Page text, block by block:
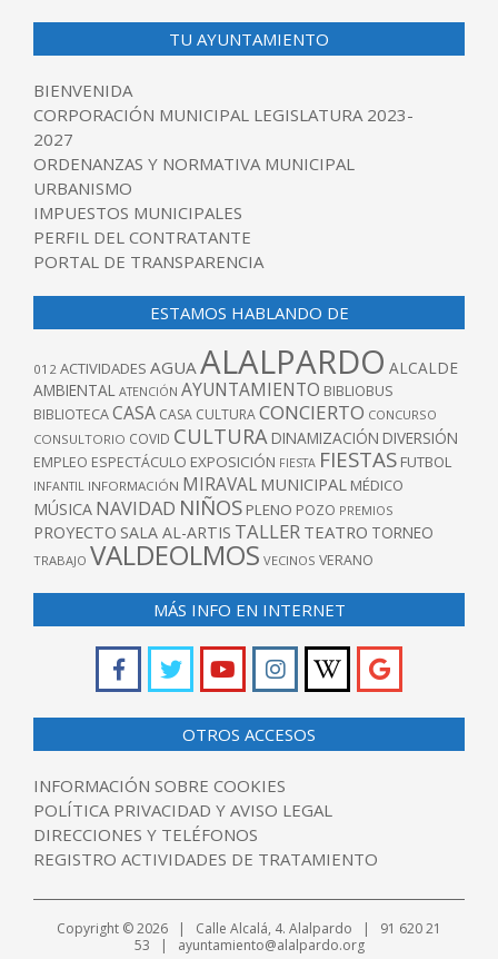
TU AYUNTAMIENTO
BIENVENIDA
CORPORACIÓN MUNICIPAL LEGISLATURA 2023-
2027
ORDENANZAS Y NORMATIVA MUNICIPAL
URBANISMO
IMPUESTOS MUNICIPALES
PERFIL DEL CONTRATANTE
PORTAL DE TRANSPARENCIA
ESTAMOS HABLANDO DE
012 ACTIVIDADES AGUA ALALPARDO ALCALDE
AMBIENTAL ATENCIÓN AYUNTAMIENTO BIBLIOBUS
BIBLIOTECACASA CASA CULTURACONCIERTO CONCURSO
CONSULTORIO COVID CULTURA DINAMIZACIÓN DIVERSIÓN
EMPLEO ESPECTÁCULO EXPOSICIÓN FIESTA FIESTAS FUTBOL
INFANTIL INFORMACIÓN MIRAVAL MUNICIPAL MÉDICO
MÚSICA NAVIDAD NIÑOS PLENO POZO PREMIOS
PROYECTO SALA AL-ARTIS TALLER TEATRO TORNEO
TRABAJO VALDEOLMOS VECINOS VERANO
MÁS INFO EN INTERNET
OTROS ACCESOS
INFORMACIÓN SOBRE COOKIES
POLÍTICA PRIVACIDAD Y AVISO LEGAL
DIRECCIONES Y TELÉFONOS
REGISTRO ACTIVIDADES DE TRATAMIENTO
Copyright © 2026 | Calle Alcalá, 4. Alalpardo | 91 620 21
53 | ayuntamiento@alalpardo.org